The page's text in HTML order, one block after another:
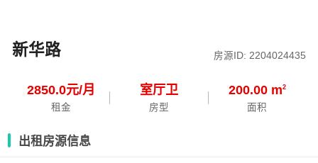
新华路 房源ID: 2204024435
2850.0元/月
租金
室厅卫
房型
200.00 m2
面积
出租房源信息